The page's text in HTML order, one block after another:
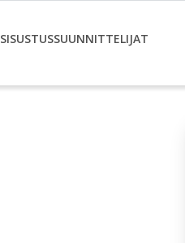
SISUSTUSSUUNNITTELIJAT